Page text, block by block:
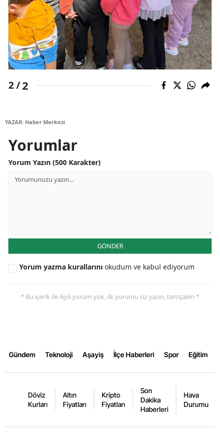
Samsun
Sinop
Sivas
Tekirdağ
Zonguldak
Aksaray
Bayburt
Batman
Şırnak
Bartın
Ardahan
2 /2
YAZAR: Haber Merkezi
Yorumlar
Yorum Yazın (500 Karakter)
GÖNDER
Yorum yazma kurallarını okudum ve kabul ediyorum
* Bu içerik ile ilgili yorum yok, ilk yorumu siz yazın, tartışalım *
Gündem Teknoloji Aşayiş İlçe Haberleri Spor Eğitim
Döviz
Kurları
Altın
Fiyatları
Kripto
Fiyatları
Son
Dakika
Haberleri
Hava
Durumu